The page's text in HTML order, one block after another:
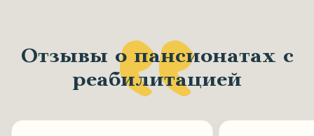
Отзывы о пансионатах с
реабилитацией